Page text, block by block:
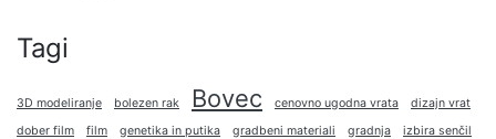
Tagi
3D modeliranje bolezen rak Bovec cenovno ugodna vrata
dizajn vrat
dober film
film genetika in putika gradbeni materiali gradnja izbira senčil